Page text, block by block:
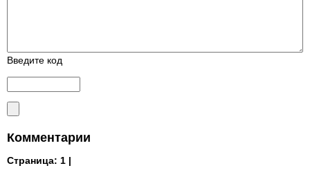
Введите код
Комментарии
Страница: 1 |